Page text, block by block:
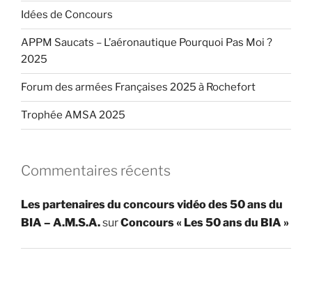
Idées de Concours
APPM Saucats – L’aéronautique Pourquoi Pas Moi ?
2025
Forum des armées Françaises 2025 à Rochefort
Trophée AMSA 2025
Commentaires récents
Les partenaires du concours vidéo des 50 ans du
BIA – A.M.S.A.surConcours « Les 50 ans du BIA »